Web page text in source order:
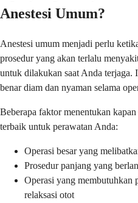
Anestesi Umum?
Anestesi umum menjadi perlu
prosedur yang akan terlalu
untuk dilakukan saat Anda terjaga.
benar diam dan nyaman selama
Beberapa faktor menentukan
terbaik untuk perawatan Anda:
Operasi besar yang
Prosedur panjang yang
Operasi yang membutuhkan
relaksasi otot